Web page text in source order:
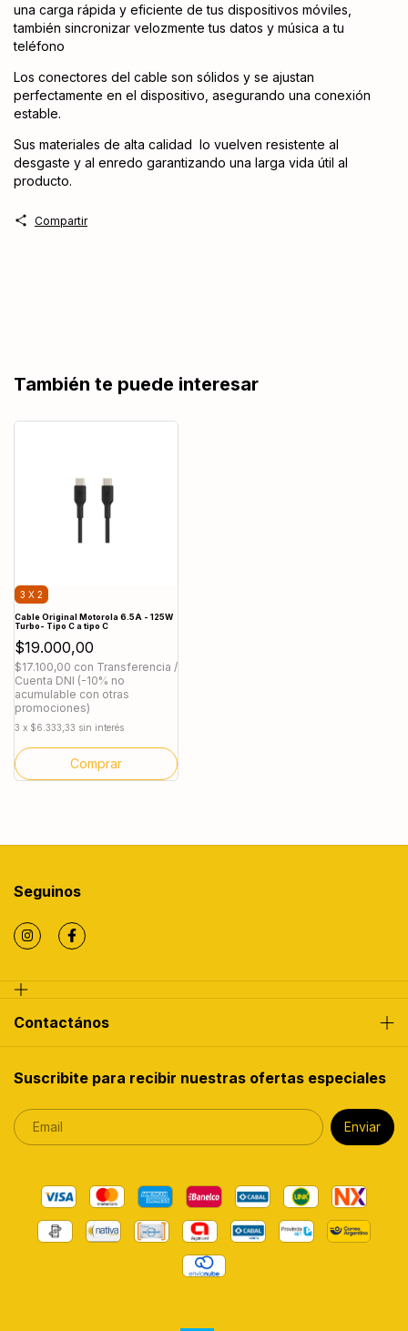
una carga rápida y eficiente de tus dispositivos móviles,
también sincronizar velozmente tus datos y música a tu
teléfono
Los conectores del cable son sólidos y se ajustan
perfectamente en el dispositivo, asegurando una conexión
estable.
Sus materiales de alta calidad lo vuelven resistente al
desgaste y al enredo garantizando una larga vida útil al
producto.
Compartir
También te puede interesar
3 X 2
Cable Original Motorola 6.5A - 125W
Turbo- Tipo C a tipo C
$19.000,00
$17.100,00 con Transferencia /
Cuenta DNI (-10% no
acumulable con otras
promociones)
3 x $6.333,33 sin interés
Seguinos
Contactános
Suscribite para recibir nuestras ofertas especiales